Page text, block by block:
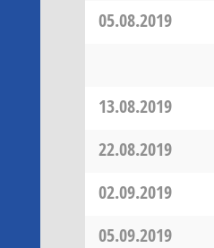
05.08.2019
13.08.2019
22.08.2019
02.09.2019
05.09.2019